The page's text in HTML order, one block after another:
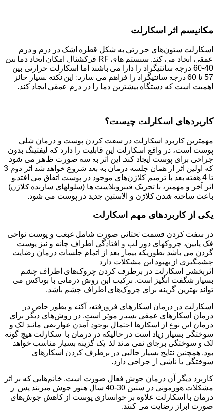
مکانیسم اثر اسکارلت
اسکارلت ستون‌های حرارتی به شکل قطره اشک در درم و درم
عمقی ایجاد می کند. سیستم های RF فرکشنال امکان ایجاد دما بین
40-60 درجه سانتیگراد را دارا می باشند اما اسکارلت حرارتی بین
57 تا 60 درجه سانتیگراد را فراهم می سازد؛ این نکته بسیار حائز
اهمیت است که دستگاه بیشترین دما را در درم عمقی ایجاد کند.
کاربردهای اسکارلت چیست؟
مهمترین کاربرد اسکارلت در سفت کردن پوست و درمان شلی
پوست است، در واقع اسکارلت این قابلیت را دارد که لیفتینگ بدون
جراحی برای پوست ایجاد کند. این اثر به سه صورت ظاهر می شود
که اولین اثر از همان جلسه درمان به بعد شروع خواهد شد اثر دوم 3
تا 4 هفته بعد با ترمیم کلاژن‌های موجود در پوست اتفاق می افتد.و
اثر آخر و مهمتر، با تحریک فیبروبلاست ها (سلولهای سازنده کلاژن)
باعث ساخته شدن کلاژن و الاستین جدید در پوست می شود.
یکی از کاربردهای مهم اسکارلت
در سفت کردن قسمت تحتانی صورت شامل غبغب و پوست نواحی
فک پایین، چروکهای دور لب و افتادگی اطراف چانه و نیز پوست
گردن می باشد بطوریکه بیمار بعد از اتمام جلسات درمان رضایت
چشمگیری از بهبود این مشکلات دارد
اثربخشی اسکارلت در برطرف کردن چروک‌های اطراف چشم
بسیار شگفت انگیز است. ترکیب این روش درمانی با بوتاکس می
تواند بهترین گزینه برای چروک‌های اطراف چشم باشد.
اسکارلت در درمان اسکارهای فرورفته، آکنه و بطور خاص در
درمان اسکارهای عمقی بسیار موثر است. در روش‌های دیگر برای
درمان این نوع از اسکارها احتمال بوجود آمدن عوارضی مانند لک و
سوختگی بسیار زیاد است در حالیکه در درمان با اسکارلت هیچ گونه
لک و سوختگی برجای نمی ماند لذا یک گزینه بسیار مناسب خواهد
بود. همچنین نتایج بسیار جالبی در برطرف کردن اسکارهای
سوختگی یا ناشی از جراحی دارد.
کاربرد دیگر آن درمان جوش فعال صورت است. خانم‌هایی که بر اثر
مشکلات هورمونی در سنین 30-40 سال هنوز جوش میزنند پس از
درمان با اسکارلت علاوه بر جوانسازی پوست از کاهش جوش‌های
صورت ابراز رضایت می کنند.